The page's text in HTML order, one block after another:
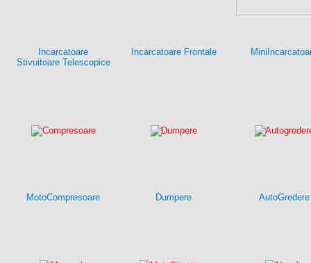
Incarcatoare
Stivuitoare Telescopice
Incarcatoare Frontale
MotoCompresoare Dumpere AutoGredere